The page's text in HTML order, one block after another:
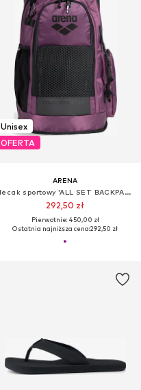
Unisex
OFERTA
ARENA
Plecak sportowy 'ALL SET BACKPACK 45L'
292,50 zł
Pierwotnie: 450,00 zł
Ostatnia najniższa cena:292,50 zł